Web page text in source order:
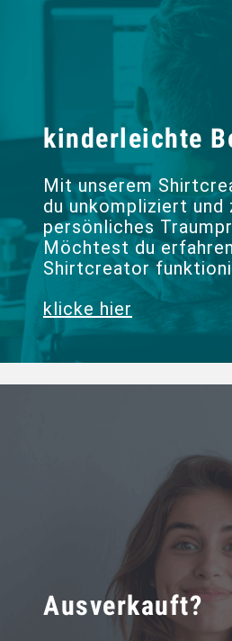
kinderleichte
Mit unserem
du unkompliziert und
persönliches
Möchtest du
Shirtcreator
klicke hier
Ausverkauft?